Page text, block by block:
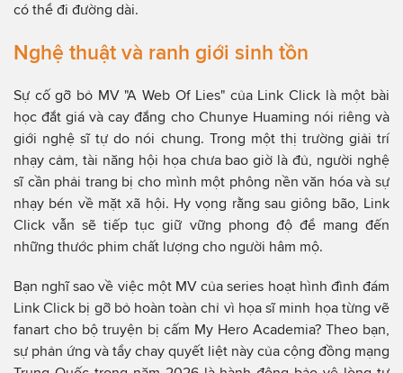
có thể đi đường dài.
Nghệ thuật và ranh giới sinh tồn
Sự cố gỡ bỏ MV "A Web Of Lies" của Link Click là một bài
học đắt giá và cay đắng cho Chunye Huaming nói riêng và
giới nghệ sĩ tự do nói chung. Trong một thị trường giải trí
nhạy cảm, tài năng hội họa chưa bao giờ là đủ, người nghệ
sĩ cần phải trang bị cho mình một phông nền văn hóa và sự
nhạy bén về mặt xã hội. Hy vọng rằng sau giông bão, Link
Click vẫn sẽ tiếp tục giữ vững phong độ để mang đến
những thước phim chất lượng cho người hâm mộ.
Bạn nghĩ sao về việc một MV của series hoạt hình đình đám
Link Click bị gỡ bỏ hoàn toàn chỉ vì họa sĩ minh họa từng vẽ
fanart cho bộ truyện bị cấm My Hero Academia? Theo bạn,
sự phản ứng và tẩy chay quyết liệt này của cộng đồng mạng